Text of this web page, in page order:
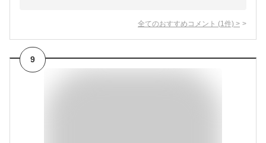
全てのおすすめコメント (1 件) >
9